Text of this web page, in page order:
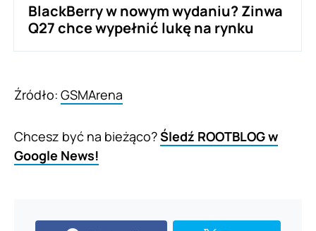
BlackBerry w nowym wydaniu? Zinwa
Q27 chce wypełnić lukę na rynku
Źródło: GSMArena
Chcesz być na bieżąco?Śledź ROOTBLOG w
Google News!